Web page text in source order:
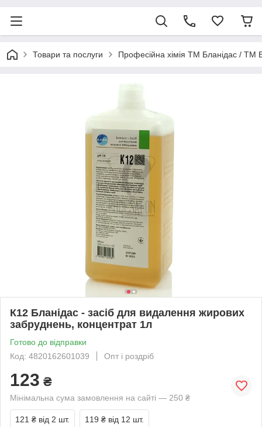
Товари та послуги Професійна хімія ТМ Бланідас / ТМ
К12 Бланідас - засіб для видалення жирових
забруднень, концентрат 1л
Готово до відправки
Код: 4820162601039
Опт і роздріб
123 ₴
Мінімальна сума замовлення на сайті — 250 ₴
121 ₴ від 2 шт. 119 ₴ від 12 шт.